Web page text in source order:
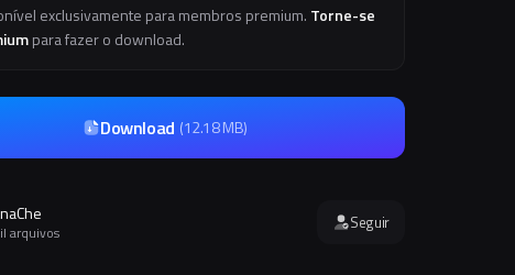
exclusivamente para membros premium. Torne-se
para fazer o download.
Download (12.18 MB)
arquivos Seguir